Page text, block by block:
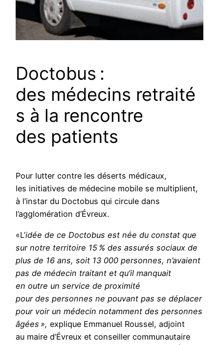
Doctobus :
des médecins retraité
s à la rencontre
des patients
Pour lutter contre les déserts médicaux,
les initiatives de médecine mobile se multiplient,
à l’instar du Doctobus qui circule dans
l’agglomération d’Évreux.
«L’idée de ce Doctobus est née du constat que
sur notre territoire 15 % des assurés sociaux de
plus de 16 ans, soit 13 000 personnes, n’avaient
pas de médecin traitant et qu’il manquait
en outre un service de proximité
pour des personnes ne pouvant pas se déplacer
pour voir un médecin notamment des personnes
âgées », explique Emmanuel Roussel, adjoint
au maire d’Évreux et conseiller communautaire